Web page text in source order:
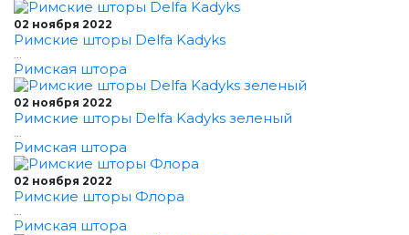
02 ноября 2022
Римские шторы Delfa Kadyks
...
Римская штора
02 ноября 2022
Римские шторы Delfa Kadyks зеленый
...
Римская штора
02 ноября 2022
Римские шторы Флора
...
Римская штора